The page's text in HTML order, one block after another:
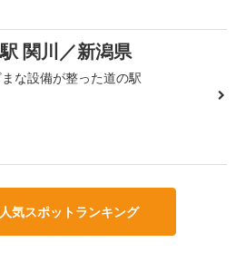
関川／新潟県
な設備が整った道の駅
気スポットランキング